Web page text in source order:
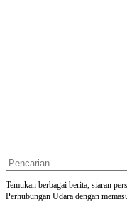
Temukan berbagai berita, siaran
Perhubungan Udara dengan